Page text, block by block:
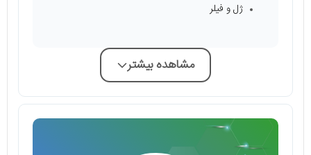
ژل و فیلر
مشاهده بیشتر